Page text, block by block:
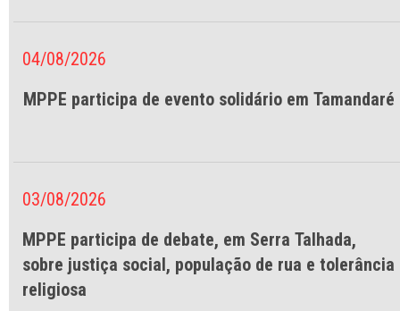
04/08/2026
MPPE participa de evento solidário em Tamandaré
03/08/2026
MPPE participa de debate, em Serra Talhada,
sobre justiça social, população de rua e tolerância
religiosa